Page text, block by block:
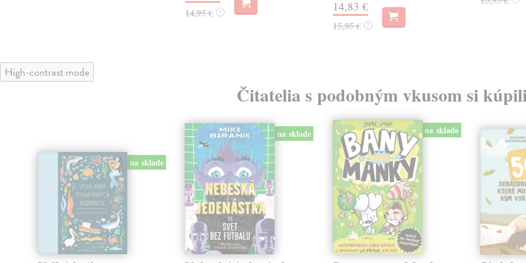
14,95 € ? 14,83 €
15,95 € ?
High-contrast mode
Čitatelia s podobným vkusom si
na sklade
na sklade na sklade